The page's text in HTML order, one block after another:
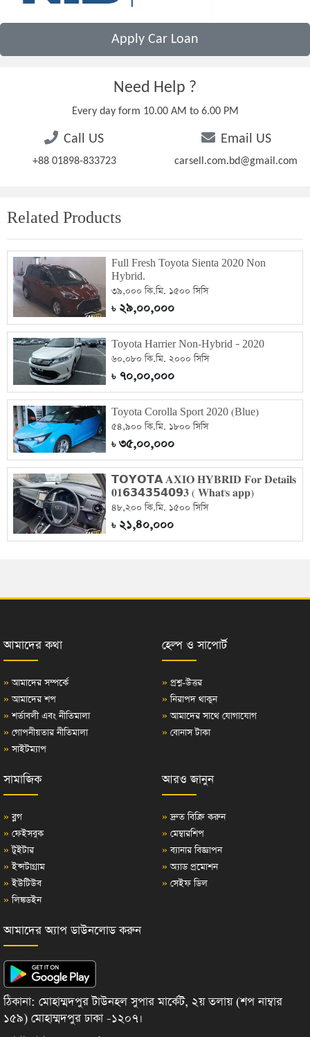
Apply Car Loan
Need Help ?
Every day form 10.00 AM to 6.00 PM
Call US
+88 01898-833723
Email US
carsell.com.bd@gmail.com
Related Products
Full Fresh Toyota Sienta 2020 Non
Hybrid.
৩৯,০০০ কি.মি. ১৫০০ সিসি
৳২৯,০০,০০০
Toyota Harrier Non-Hybrid – 2020
৬০,০৮০ কি.মি. ২০০০ সিসি
৳৭০,০০,০০০
Toyota Corolla Sport 2020 (Blue)
৫৪,৯০০ কি.মি. ১৮০০ সিসি
৳৩৫,০০,০০০
𝗧𝗢𝗬𝗢𝗧𝗔 𝐀𝐗𝐈𝐎 𝐇𝐘𝐁𝐑𝐈𝐃 𝐅𝐨𝐫 𝐃𝐞𝐭𝐚𝐢𝐥𝐬
𝟎𝟏𝟲𝟯𝟰𝟯𝟱𝟰𝟬𝟵𝟑 ( 𝐖𝐡𝐚𝐭'𝐬 𝐚𝐩𝐩)
৪৮,২০০ কি.মি. ১৫০০ সিসি
৳২১,৪০,০০০
আমাদের কথা
» আমাদের সম্পর্কে
» আমাদের শপ
» শর্তাবলী এবং নীতিমালা
» গোপনীয়তার নীতিমালা
» সাইটম্যাপ
হেল্প ও সাপোর্ট
» প্রশ্ন-উত্তর
» নিরাপদ থাকুন
» আমাদের সাথে যোগাযোগ
» বোনাস টাকা
সামাজিক
» ব্লগ
» ফেইসবুক
» টুইটার
» ইন্সটাগ্রাম
» ইউটিউব
» লিঙ্কডইন
আরও জানুন
» দ্রুত বিক্রি করুন
» মেম্বারশিপ
» ব্যানার বিজ্ঞাপন
» অ্যাড প্রমোশন
» সেইফ ডিল
আমাদের অ্যাপ ডাউনলোড করুন
ঠিকানা: মোহাম্মদপুর টাউনহল সুপার মার্কেট, ২য় তলায় (শপ নাম্বার
১৫৯) মোহাম্মদপুর ঢাকা -১২০৭।